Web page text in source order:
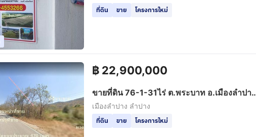
ที่ดิน ขาย โครงการใหม่
฿ 22,900,000
ขายที่ดิน 76-1-31ไร่ ต.พระบาท อ.เมืองลำปาง
ห่างมหาลัยเนชั่น 2.5 กม ไร่ละ3 แสน
เมืองลำปาง ลำปาง
ที่ดิน ขาย โครงการใหม่